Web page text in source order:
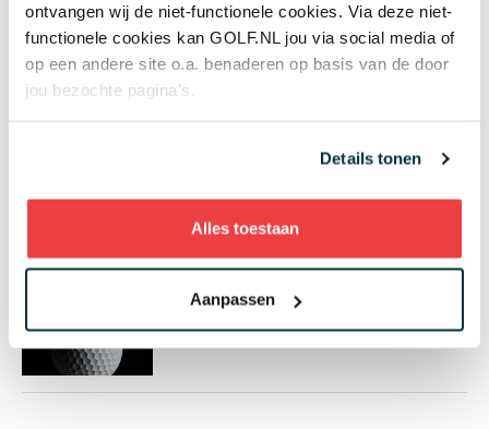
ontvangen wij de niet-functionele cookies. Via deze niet-
functionele cookies kan GOLF.NL jou via social media of
op een andere site o.a. benaderen op basis van de door
jou bezochte pagina’s.
Details tonen
Alles toestaan
Aanpassen
Meer weten?
callawaygolf.com
Gerelateerd
Hoe kies ik de putter die bij mij
past?
Alles over je golfuitrusting